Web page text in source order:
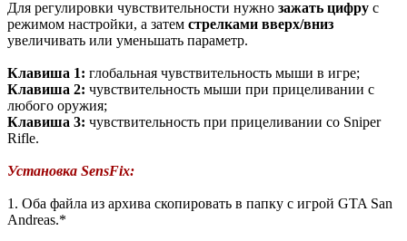
Для регулировки чувствительности нужно зажать цифру с
режимом настройки, а затем стрелками вверх/вниз
увеличивать или уменьшать параметр.
Клавиша 1: глобальная чувствительность мыши в игре;
Клавиша 2: чувствительность мыши при прицеливании с
любого оружия;
Клавиша 3: чувствительность при прицеливании со Sniper
Rifle.
Установка SensFix:
1. Оба файла из архива скопировать в папку с игрой GTA San
Andreas.*